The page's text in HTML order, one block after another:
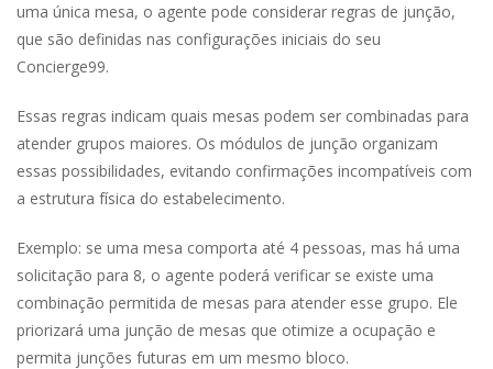
uma única mesa, o agente pode considerar regras de junção,
que são definidas nas configurações iniciais do seu
Concierge99.
Essas regras indicam quais mesas podem ser combinadas para
atender grupos maiores. Os módulos de junção organizam
essas possibilidades, evitando confirmações incompatíveis com
a estrutura física do estabelecimento.
Exemplo: se uma mesa comporta até 4 pessoas, mas há uma
olicitação para 8, o agente poderá verificar se existe uma
combinação permitida de mesas para atender esse grupo. Ele
priorizará uma junção de mesas que otimize a ocupação e
permita junções futuras em um mesmo bloco.